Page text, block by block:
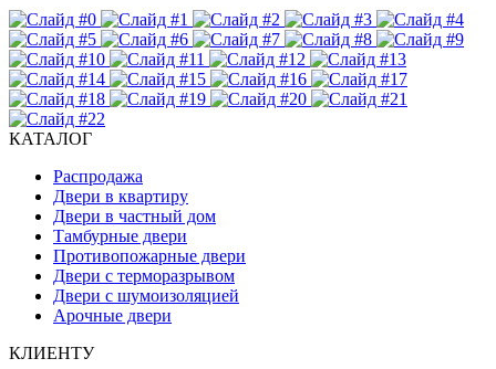
КАТАЛОГ
Распродажа
Двери в квартиру
Двери в частный дом
Тамбурные двери
Противопожарные двери
Двери с терморазрывом
Двери с шумоизоляцией
Арочные двери
КЛИЕНТУ